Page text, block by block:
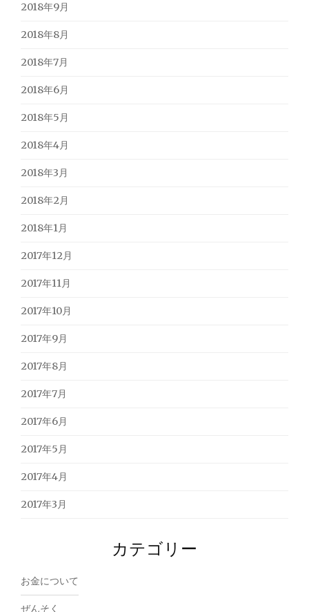
2018年9月
2018年8月
2018年7月
2018年6月
2018年5月
2018年4月
2018年3月
2018年2月
2018年1月
2017年12月
2017年11月
2017年10月
2017年9月
2017年8月
2017年7月
2017年6月
2017年5月
2017年4月
2017年3月
カテゴリー
お金について
ぜんそく